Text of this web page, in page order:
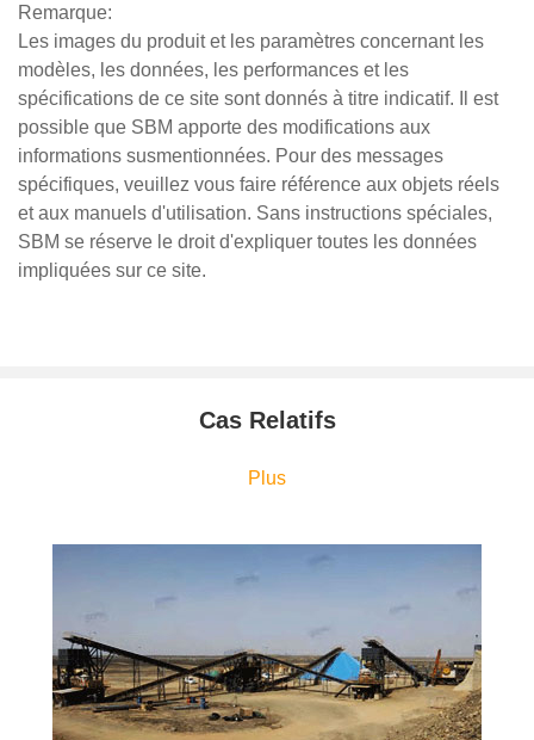
Remarque:
Les images du produit et les paramètres concernant les
modèles, les données, les performances et les
spécifications de ce site sont donnés à titre indicatif. Il est
possible que SBM apporte des modifications aux
informations susmentionnées. Pour des messages
spécifiques, veuillez vous faire référence aux objets réels
et aux manuels d'utilisation. Sans instructions spéciales,
SBM se réserve le droit d'expliquer toutes les données
impliquées sur ce site.
Cas Relatifs
Plus